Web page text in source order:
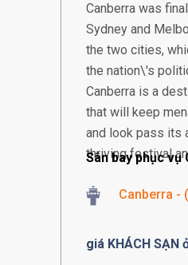
Canberra was
Sydney and
the two cities,
the nation\'s
Canberra is a
that will keep
and look pass its
thriving festival
Sân bay phục vụ
Canberra -
giá KHÁCH SẠN